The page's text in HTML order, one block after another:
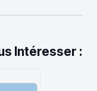
Intéresser :